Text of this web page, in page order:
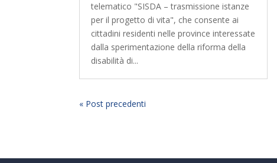
telematico "SISDA – trasmissione istanze
per il progetto di vita", che consente ai
cittadini residenti nelle province interessate
dalla sperimentazione della riforma della
disabilità di...
« Post precedenti